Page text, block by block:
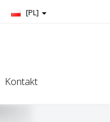
[PL]
Kontakt